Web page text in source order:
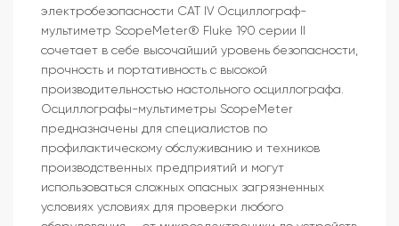
электробезопасности CAT IV Осциллограф-
мультиметр ScopeMeter® Fluke 190 серии II
сочетает в себе высочайший уровень безопасности,
прочность и портативность с высокой
производительностью настольного осциллографа.
Осциллографы-мультиметры ScopeMeter
предназначены для специалистов по
профилактическому обслуживанию и техников
производственных предприятий и могут
использоваться сложных опасных загрязненных
условиях условиях для проверки любого